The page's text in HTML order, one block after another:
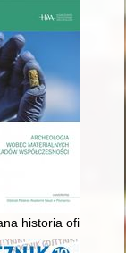
rok
historia ofiar I